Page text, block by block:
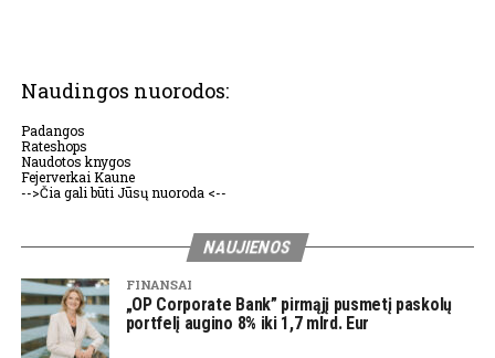
Naudingos nuorodos:
Padangos
Rateshops
Naudotos knygos
Fejerverkai Kaune
-->Čia gali būti Jūsų nuoroda <--
NAUJIENOS
FINANSAI
„OP Corporate Bank” pirmąjį pusmetį paskolų
portfelį augino 8% iki 1,7 mlrd. Eur